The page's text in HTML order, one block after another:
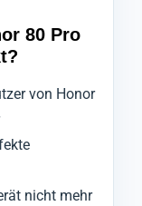
80 Pro
von Honor
nicht mehr